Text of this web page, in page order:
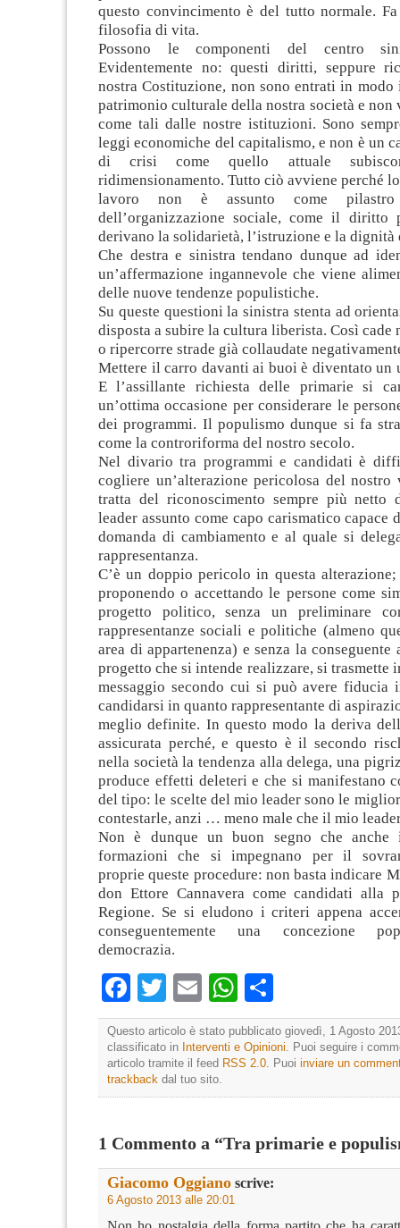
questo convincimento è del tutto normale.
filosofia di vita.
Possono le componenti del centro
Evidentemente no: questi diritti, seppure
nostra Costituzione, non sono entrati in
patrimonio culturale della nostra società e non
come tali dalle nostre istituzioni. Sono
leggi economiche del capitalismo, e non è un
di crisi come quello attuale
ridimensionamento. Tutto ciò avviene perché
lavoro non è assunto come pilastro
dell’organizzazione sociale, come il diritto
derivano la solidarietà, l’istruzione e la dignità
Che destra e sinistra tendano dunque ad
un’affermazione ingannevole che viene
delle nuove tendenze populistiche.
Su queste questioni la sinistra stenta ad
disposta a subire la cultura liberista. Così cade
o ripercorre strade già collaudate
Mettere il carro davanti ai buoi è diventato un
E l’assillante richiesta delle primarie si
un’ottima occasione per considerare le
dei programmi. Il populismo dunque si fa
come la controriforma del nostro secolo.
Nel divario tra programmi e candidati è
cogliere un’alterazione pericolosa del
tratta del riconoscimento sempre più netto
leader assunto come capo carismatico capace
domanda di cambiamento e al quale si
rappresentanza.
C’è un doppio pericolo in questa
proponendo o accettando le persone come
progetto politico, senza un preliminare
rappresentanze sociali e politiche (almeno
area di appartenenza) e senza la conseguente
progetto che si intende realizzare, si trasmette
messaggio secondo cui si può avere fiducia
candidarsi in quanto rappresentante di
meglio definite. In questo modo la deriva
assicurata perché, e questo è il secondo
nella società la tendenza alla delega, una
produce effetti deleteri e che si manifestano
del tipo: le scelte del mio leader sono le
contestarle, anzi … meno male che il mio
Non è dunque un buon segno che anche
formazioni che si impegnano per il
proprie queste procedure: non basta indicare
don Ettore Cannavera come candidati alla
Regione. Se si eludono i criteri appena
conseguentemente una concezione
democrazia.
Facebook
TwitterEmailWhatsApp
Questo articolo è stato pubblicato giovedì, 1 Agosto
classificato in Interventi e Opinioni. Puoi seguire i
articolo tramite il feed RSS 2.0. Puoi inviare un
trackback dal tuo sito.
1 Commento a “Tra primarie e
Giacomo Oggiano scrive:
6 Agosto 2013 alle 20:01